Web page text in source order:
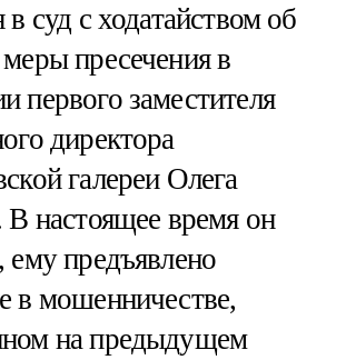
в суд с ходатайством об
пресечения в
первого заместителя
директора
галереи Олега
В настоящее время он
ему предъявлено
в мошенничестве,
на предыдущем